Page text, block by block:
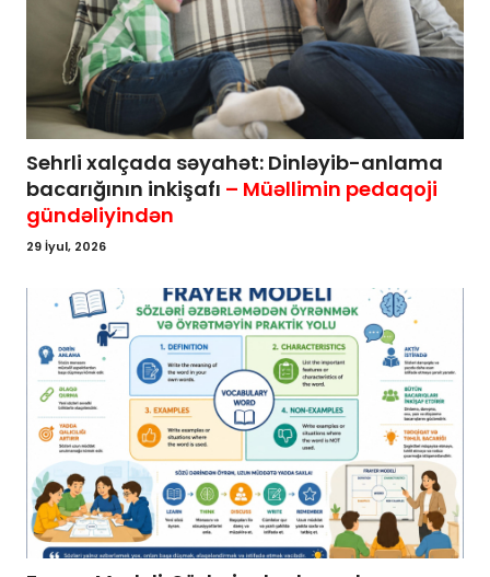
Sehrli xalçada səyahət: Dinləyib-anlama
bacarığının inkişafı – Müəllimin pedaqoji
gündəliyindən
29 İyul, 2026